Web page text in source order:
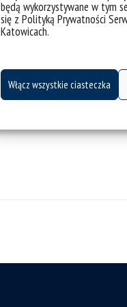
będą wykorzystywane w tym
się z Polityką Prywatności
Katowicach.
Włącz wszystkie ciasteczka